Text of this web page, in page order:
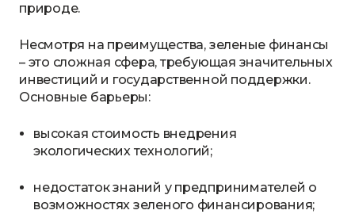
природе.
Несмотря на преимущества, зеленые финансы
– это сложная сфера, требующая значительных
инвестиций и государственной поддержки.
Основные барьеры:
высокая стоимость внедрения
экологических технологий;
недостаток знаний у предпринимателей о
возможностях зеленого финансирования;